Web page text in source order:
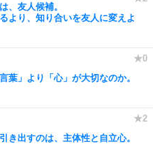
、友人候補。
より、知り合いを友人に変えよ
葉」より「心」が大切なのか。
き出すのは、主体性と自立心。